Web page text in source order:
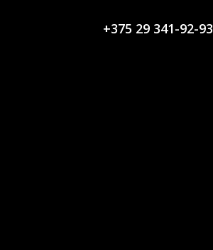
+375 29 341-92-93